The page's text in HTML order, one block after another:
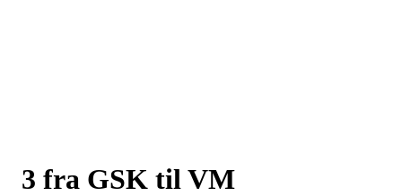
3 fra GSK til VM